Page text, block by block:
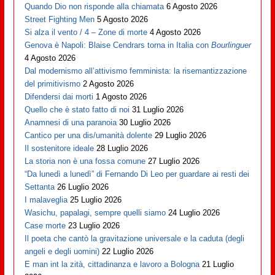
Quando Dio non risponde alla chiamata 6 Agosto 2026
Street Fighting Men 5 Agosto 2026
Si alza il vento / 4 – Zone di morte 4 Agosto 2026
Genova è Napoli: Blaise Cendrars torna in Italia conBourlinguer
4 Agosto 2026
Dal modernismo all’attivismo femminista: la risemantizzazione
del primitivismo 2 Agosto 2026
Difendersi dai morti 1 Agosto 2026
Quello che è stato fatto di noi 31 Luglio 2026
Anamnesi di una paranoia 30 Luglio 2026
Cantico per una dis/umanità dolente 29 Luglio 2026
Il sostenitore ideale 28 Luglio 2026
La storia non è una fossa comune 27 Luglio 2026
“Da lunedì a lunedì” di Fernando Di Leo per guardare ai resti dei
Settanta 26 Luglio 2026
I malaveglia 25 Luglio 2026
Wasichu, papalagi, sempre quelli siamo 24 Luglio 2026
Case morte 23 Luglio 2026
Il poeta che cantò la gravitazione universale e la caduta (degli
angeli e degli uomini) 22 Luglio 2026
E man int la zità, cittadinanza e lavoro a Bologna 21 Luglio